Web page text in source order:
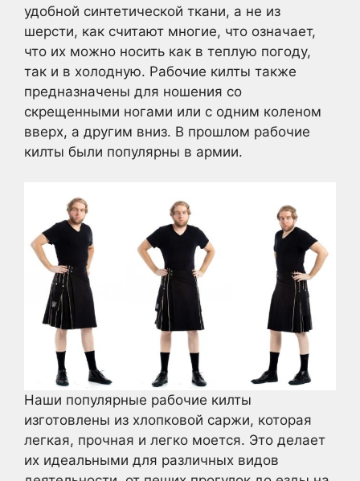
удобной синтетической ткани, а не из
шерсти, как считают многие, что означает,
что их можно носить как в теплую погоду,
так и в холодную. Рабочие килты также
предназначены для ношения со
скрещенными ногами или с одним коленом
вверх, а другим вниз. В прошлом рабочие
килты были популярны в армии.
Наши популярные рабочие килты
изготовлены из хлопковой саржи, которая
легкая, прочная и легко моется. Это делает
их идеальными для различных видов